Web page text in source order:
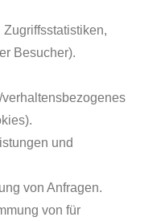
Besucher).
und
von Anfragen.
von für